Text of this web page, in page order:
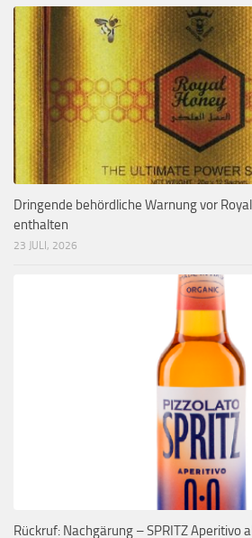
Dringende behördliche Warnung vor
enthalten
23 JULI, 2026
Rückruf: Nachgärung – SPRITZ Aperitivo